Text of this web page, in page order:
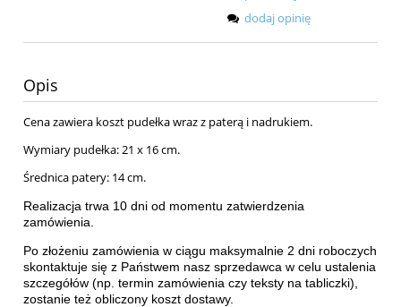
dodaj opinię
Opis
Cena zawiera koszt pudełka wraz z paterą i nadrukiem.
Wymiary pudełka: 21 x 16 cm.
Średnica patery: 14 cm.
Realizacja trwa 10 dni od momentu zatwierdzenia
zamówienia.
Po złożeniu zamówienia w ciągu maksymalnie 2 dni roboczych
skontaktuje się z Państwem nasz sprzedawca w celu ustalenia
szczegółów (np. termin zamówienia czy teksty na tabliczki),
zostanie też obliczony koszt dostawy.